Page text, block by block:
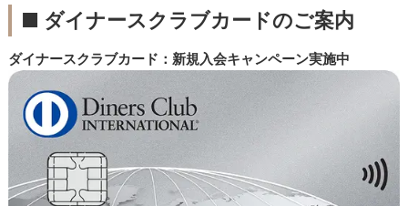
■ ダイナースクラブカードのご案内
ダイナースクラブカード：新規入会キャンペーン実施中